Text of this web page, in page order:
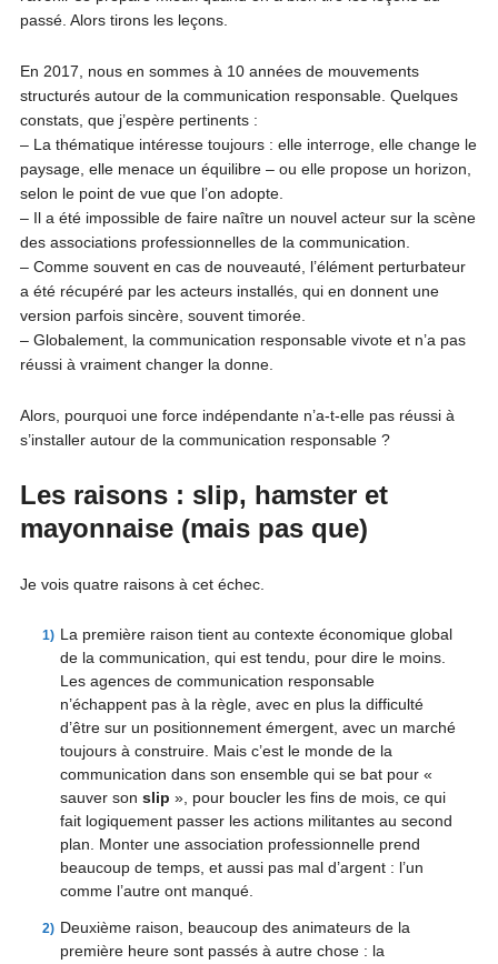
passé. Alors tirons les leçons.
En 2017, nous en sommes à 10 années de mouvements
structurés autour de la communication responsable. Quelques
constats, que j’espère pertinents :
– La thématique intéresse toujours : elle interroge, elle change le
paysage, elle menace un équilibre – ou elle propose un horizon,
selon le point de vue que l’on adopte.
– Il a été impossible de faire naître un nouvel acteur sur la scène
des associations professionnelles de la communication.
– Comme souvent en cas de nouveauté, l’élément perturbateur
a été récupéré par les acteurs installés, qui en donnent une
version parfois sincère, souvent timorée.
– Globalement, la communication responsable vivote et n’a pas
réussi à vraiment changer la donne.
Alors, pourquoi une force indépendante n’a-t-elle pas réussi à
s’installer autour de la communication responsable ?
Les raisons : slip, hamster et
mayonnaise (mais pas que)
Je vois quatre raisons à cet échec.
La première raison tient au contexte économique global
de la communication, qui est tendu, pour dire le moins.
Les agences de communication responsable
n’échappent pas à la règle, avec en plus la difficulté
d’être sur un positionnement émergent, avec un marché
toujours à construire. Mais c’est le monde de la
communication dans son ensemble qui se bat pour «
sauver son slip », pour boucler les fins de mois, ce qui
fait logiquement passer les actions militantes au second
plan. Monter une association professionnelle prend
beaucoup de temps, et aussi pas mal d’argent : l’un
comme l’autre ont manqué.
Deuxième raison, beaucoup des animateurs de la
première heure sont passés à autre chose : la